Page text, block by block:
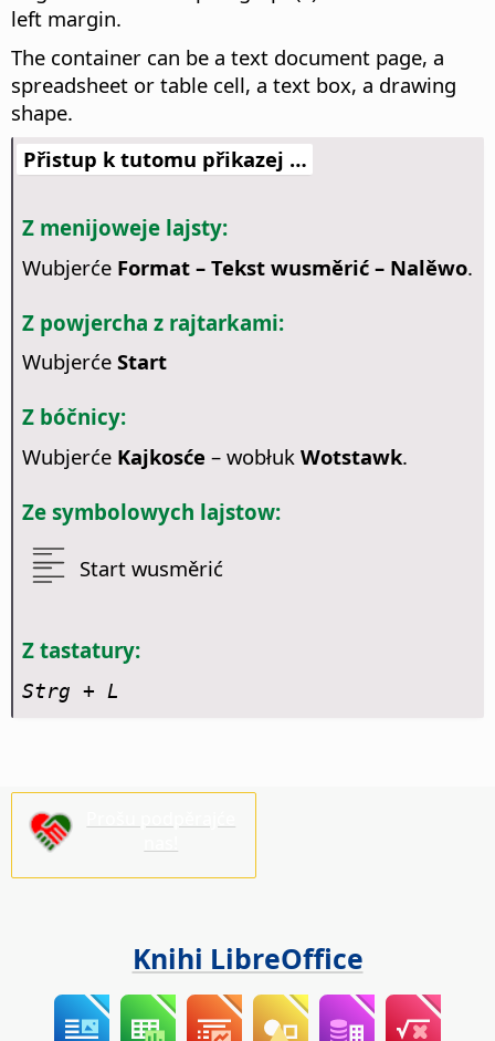
left margin.
The container can be a text document page, a
spreadsheet or table cell, a text box, a drawing
shape.
Přistup k tutomu přikazej …
Z menijoweje lajsty:
Wubjerće Format – Tekst wusměrić – Nalěwo.
Z powjercha z rajtarkami:
Wubjerće Start
Z bóčnicy:
Wubjerće Kajkosće – wobłuk Wotstawk.
Ze symbolowych lajstow:
Start wusměrić
Z tastatury:
Strg + L
Knihi LibreOffice